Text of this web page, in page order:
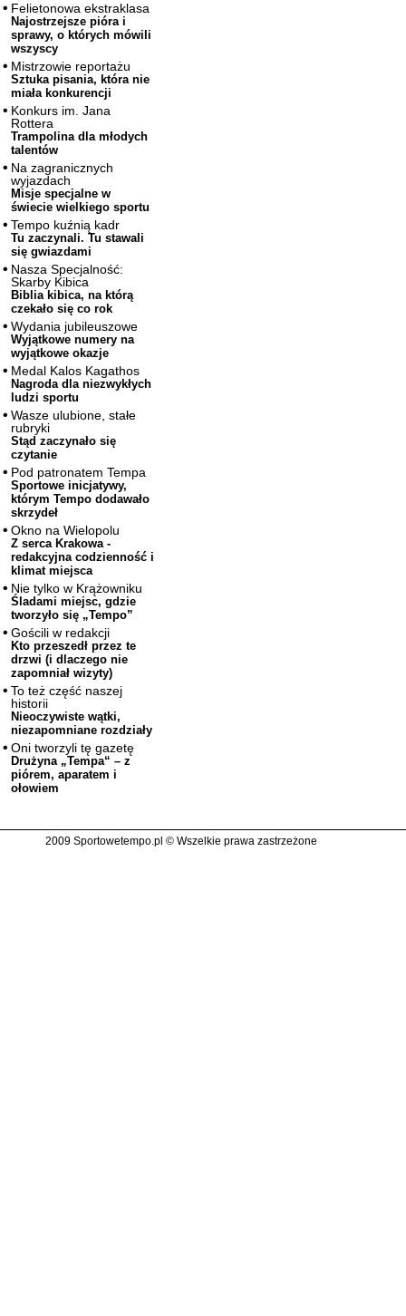
Felietonowa ekstraklasa
Najostrzejsze pióra i
sprawy, o których mówili
wszyscy
Mistrzowie reportażu
Sztuka pisania, która nie
miała konkurencji
Konkurs im. Jana
Rottera
Trampolina dla młodych
talentów
Na zagranicznych
wyjazdach
Misje specjalne w
świecie wielkiego sportu
Tempo kuźnią kadr
Tu zaczynali. Tu stawali
się gwiazdami
Nasza Specjalność:
Skarby Kibica
Biblia kibica, na którą
czekało się co rok
Wydania jubileuszowe
Wyjątkowe numery na
wyjątkowe okazje
Medal Kalos Kagathos
Nagroda dla niezwykłych
ludzi sportu
Wasze ulubione, stałe
rubryki
Stąd zaczynało się
czytanie
Pod patronatem Tempa
Sportowe inicjatywy,
którym Tempo dodawało
skrzydeł
Okno na Wielopolu
Z serca Krakowa -
redakcyjna codzienność i
klimat miejsca
Nie tylko w Krążowniku
Śladami miejsc, gdzie
tworzyło się „Tempo”
Gościli w redakcji
Kto przeszedł przez te
drzwi (i dlaczego nie
zapomniał wizyty)
To też część naszej
historii
Nieoczywiste wątki,
niezapomniane rozdziały
Oni tworzyli tę gazetę
Drużyna „Tempa“ – z
piórem, aparatem i
ołowiem
2009 Sportowetempo.pl © Wszelkie prawa zastrzeżone